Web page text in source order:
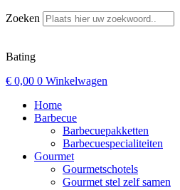
Zoeken
Bating
€ 0,00 0 Winkelwagen
Home
Barbecue
Barbecuepakketten
Barbecuespecialiteiten
Gourmet
Gourmetschotels
Gourmet stel zelf samen